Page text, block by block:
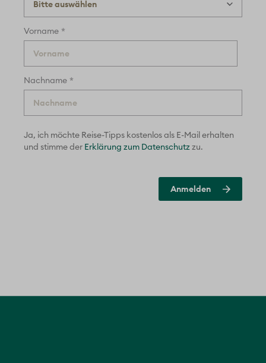
Vorname *
Nachname *
Ja, ich möchte Reise-Tipps kostenlos als E-Mail erhalten
und stimme der Erklärung zum Datenschutz zu.